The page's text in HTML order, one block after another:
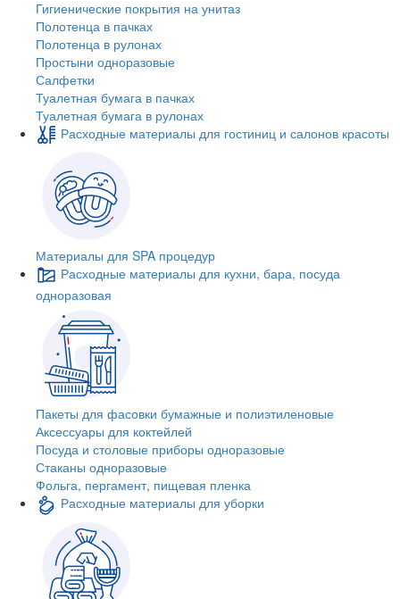
Гигиенические покрытия на унитаз
Полотенца в пачках
Полотенца в рулонах
Простыни одноразовые
Салфетки
Туалетная бумага в пачках
Туалетная бумага в рулонах
Расходные материалы для гостиниц и салонов красоты
Материалы для SPA процедур
Расходные материалы для кухни, бара, посуда
одноразовая
Пакеты для фасовки бумажные и полиэтиленовые
Аксессуары для коктейлей
Посуда и столовые приборы одноразовые
Стаканы одноразовые
Фольга, пергамент, пищевая пленка
Расходные материалы для уборки